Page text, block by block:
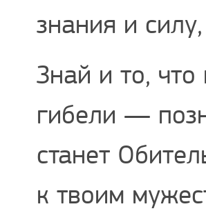
знания и
Знай и то, что
гибели —
станет
к твоим